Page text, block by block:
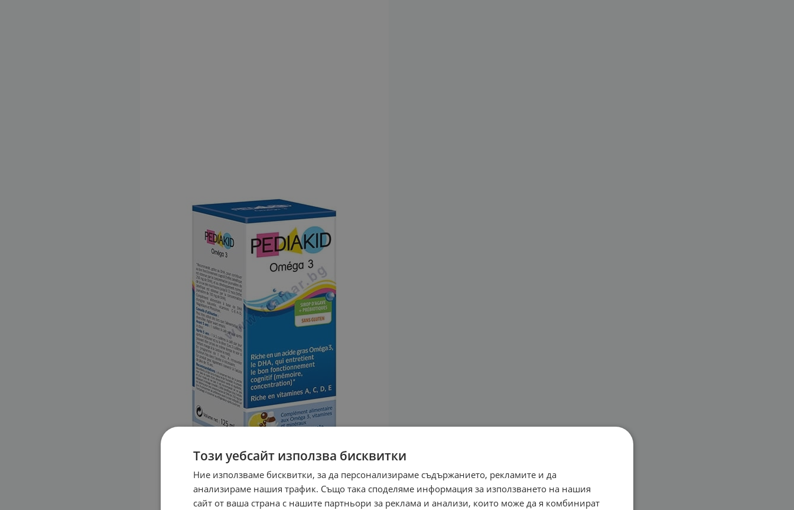
Този уебсайт използва бисквитки
Ние използваме бисквитки, за да персонализираме съдържанието, рекламите и да
анализираме нашия трафик. Също така споделяме информация за използването на нашия
сайт от ваша страна с нашите партньори за реклама и анализи, които може да я комбинират